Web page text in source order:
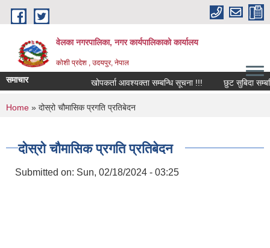
Skip to main content
वेलका नगरपालिका, नगर कार्यपालिकाको कार्यालय
कोशी प्रदेश , उदयपुर, नेपाल
समाचार खोपकर्ता आवश्यक्ता सम्बन्धि सूचना !!! छुट सुबिदा सम्बन्धि
You are here
Home » दोस्रो चौमासिक प्रगति प्रतिबेदन
दोस्रो चौमासिक प्रगति प्रतिबेदन
Submitted on: Sun, 02/18/2024 - 03:25